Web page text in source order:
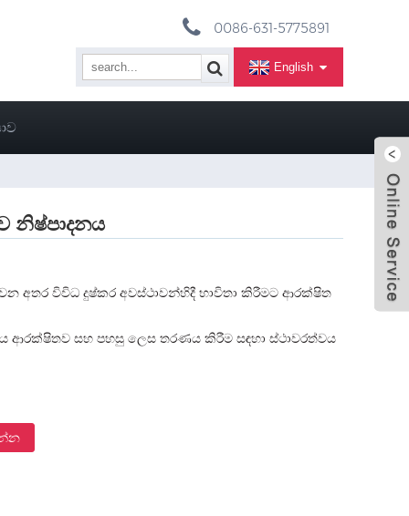
0086-631-5775891
English
නිෂ්පාදනය
අතර විවිධ දුෂ්කර අවස්ථාවන්හිදී භාවිතා කිරීමට ආරක්ෂිත
ආරක්ෂිතව සහ පහසු ලෙස තරණය කිරීම සඳහා ස්ථාවරත්වය